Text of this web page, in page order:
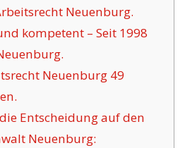
Neuenburg.
kompetent – Seit 1998
Neuenburg 49
Entscheidung auf den
Neuenburg: